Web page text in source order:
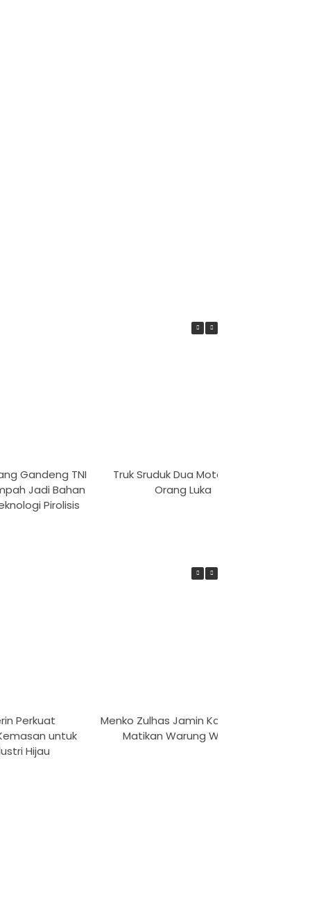
Gandeng TNI
Jadi Bahan
Pirolisis
Truk Sruduk Dua Motor, Tiga
Orang Luka
Perkuat
untuk
Hijau
Menko Zulhas Jamin Kopdes tak
Matikan Warung Warga